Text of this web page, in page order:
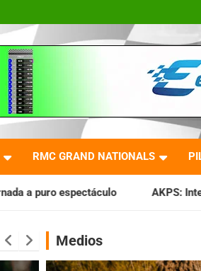
RMC GRAND NATIONALS
AKPS: Intervino la IGJ y oficializó el
Medios